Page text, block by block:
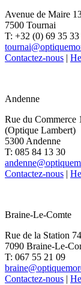
Avenue de Maire
7500 Tournai
T: +32 (0) 69 35 33
Contactez-nous |
Andenne
Rue du Commerce
(Optique Lambert)
5300 Andenne
T: 085 84 13 30
Contactez-nous |
Braine-Le-Comte
Rue de la Station
7090 Braine-Le-
T: 067 55 21 09
Contactez-nous |